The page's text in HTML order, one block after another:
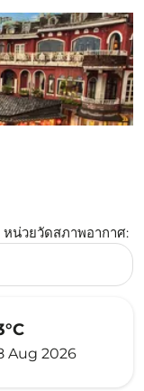
หน่วยวัดสภาพอากาศ:
Aug 2026